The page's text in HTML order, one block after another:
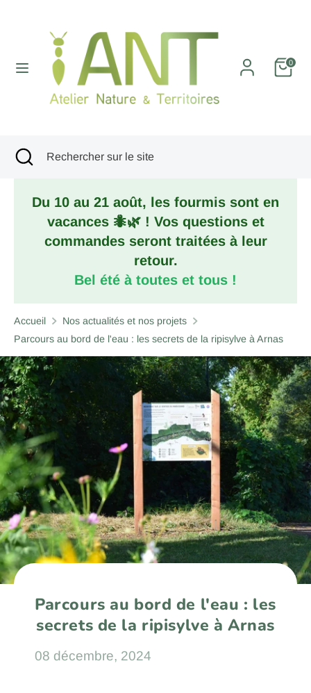
0
RechercheRechercher
sur
le
RechercheRechercher
site
Fermer
la
Du 10 au 21 août, les fourmis sont en
vacances 🐜🌿 ! Vos questions et
commandes seront traitées à leur
retour.
Bel été à toutes et tous !
Accueil
Nos actualités et nos projets
Parcours au bord de l'eau : les secrets de la ripisylve à Arnas
Parcours au bord de l'eau : les
secrets de la ripisylve à Arnas
08 décembre, 2024